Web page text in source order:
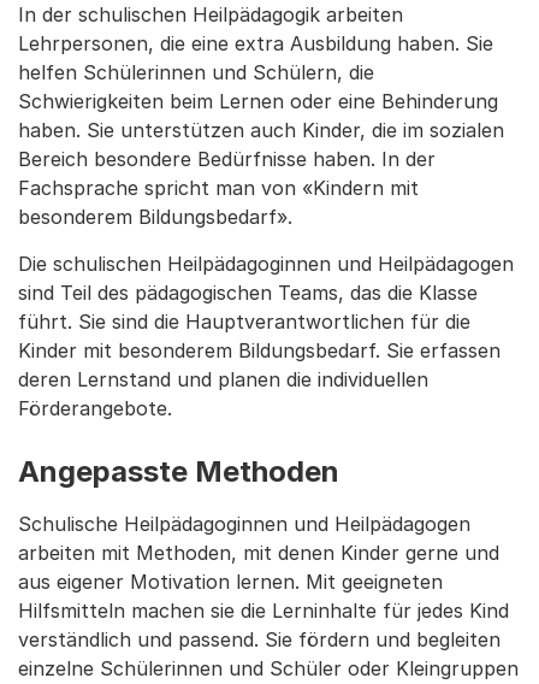
In der schulischen Heilpädagogik arbeiten
Lehrpersonen, die eine extra Ausbildung haben. Sie
helfen Schülerinnen und Schülern, die
Schwierigkeiten beim Lernen oder eine Behinderung
haben. Sie unterstützen auch Kinder, die im sozialen
Bereich besondere Bedürfnisse haben. In der
Fachsprache spricht man von «Kindern mit
besonderem Bildungsbedarf».
Die schulischen Heilpädagoginnen und Heilpädagogen
sind Teil des pädagogischen Teams, das die Klasse
führt. Sie sind die Hauptverantwortlichen für die
Kinder mit besonderem Bildungsbedarf. Sie erfassen
deren Lernstand und planen die individuellen
Förderangebote.
Angepasste Methoden
Schulische Heilpädagoginnen und Heilpädagogen
arbeiten mit Methoden, mit denen Kinder gerne und
aus eigener Motivation lernen. Mit geeigneten
Hilfsmitteln machen sie die Lerninhalte für jedes Kind
verständlich und passend. Sie fördern und begleiten
einzelne Schülerinnen und Schüler oder Kleingruppen